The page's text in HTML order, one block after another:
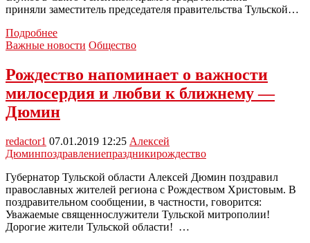
приняли заместитель председателя правительства Тульской…
ПодробнееНа
Рождество
епархии
передали
подарок
от
Губернатора
Важные новости Общество
Рождество напоминает о важности
милосердия и любви к ближнему —
Дюмин
redactor1 07.01.2019 12:25 Алексей
Дюминпоздравлениепраздникирождество
Губернатор Тульской области Алексей Дюмин поздравил
православных жителей региона с Рождеством Христовым. В
поздравительном сообщении, в частности, говорится:
Уважаемые священнослужители Тульской митрополии!
Дорогие жители Тульской области! …